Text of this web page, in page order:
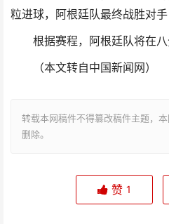
粒进球，阿根廷队最终战胜对手
根据赛程，阿根廷队将在
（本文转自中国新闻网）
转载本网稿件不得篡改稿件主题，
删除。
赞 1